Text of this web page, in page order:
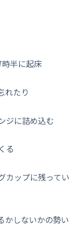
半に起床
れたり
ジに詰め込む
る
カップに残ってい
かしないかの勢い